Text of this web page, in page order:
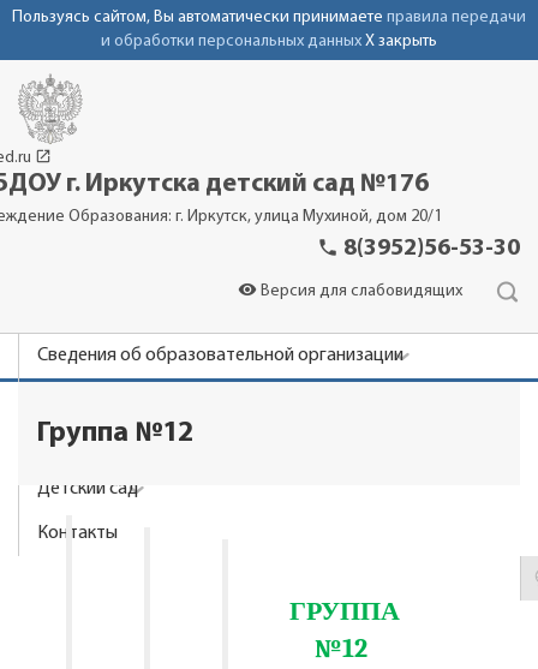
Пользуясь сайтом, Вы автоматически принимаете правила передачи
и обработки персональных данных X закрыть
launch
г. Иркутска детский сад №176
Образования: г. Иркутск, улица Мухиной, дом 20/1
phone 8(3952)56-53-30
visibility Версия для слабовидящих
Сведения об образовательной организации
Родителям
Детский сад
Контакты
Группа №12
ГРУППА
№12